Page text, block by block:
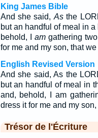
King James Bible
And she said, Asthe
but an handful of meal in
behold, I amgathering
for me and my son, that
English Revised Version
And she said, As the
but an handful of meal in
and, behold, I am
dress it for me and my
Trésor de l'Écriture